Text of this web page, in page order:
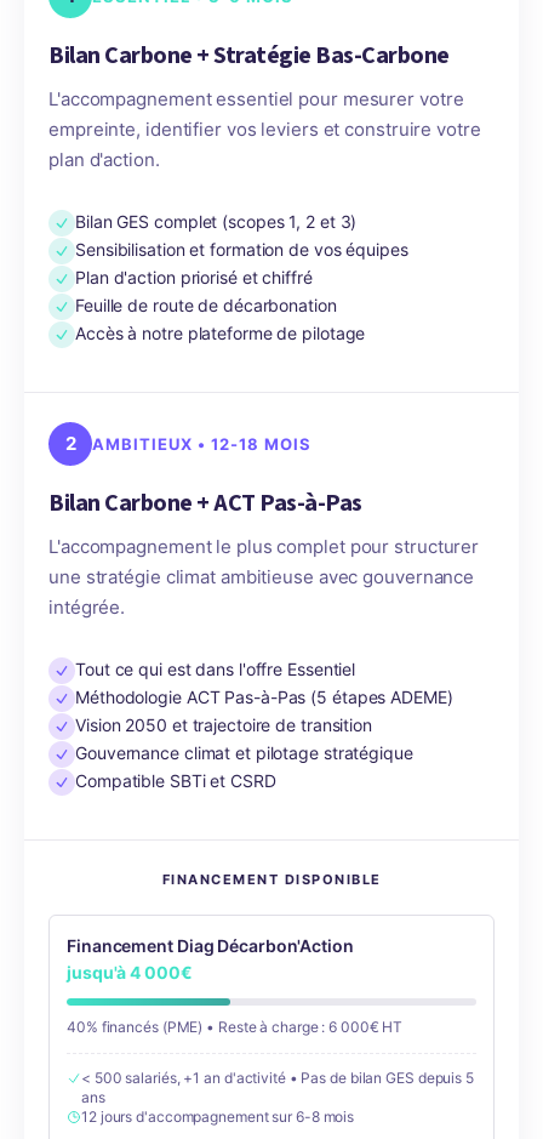
Bilan Carbone + Stratégie Bas-Carbone
L'accompagnement essentiel pour mesurer votre
empreinte, identifier vos leviers et construire votre
plan d'action.
Bilan GES complet (scopes 1, 2 et 3)
Sensibilisation et formation de vos équipes
Plan d'action priorisé et chiffré
Feuille de route de décarbonation
Accès à notre plateforme de pilotage
2 AMBITIEUX • 12-18 MOIS
Bilan Carbone + ACT Pas-à-Pas
L'accompagnement le plus complet pour structurer
une stratégie climat ambitieuse avec gouvernance
intégrée.
Tout ce qui est dans l'offre Essentiel
Méthodologie ACT Pas-à-Pas (5 étapes ADEME)
Vision 2050 et trajectoire de transition
Gouvernance climat et pilotage stratégique
Compatible SBTi et CSRD
FINANCEMENT DISPONIBLE
Financement Diag Décarbon'Action
jusqu'à 4 000€
40% financés (PME) • Reste à charge : 6 000€ HT
< 500 salariés, +1 an d'activité • Pas de bilan GES depuis 5
ans
12 jours d'accompagnement sur 6-8 mois